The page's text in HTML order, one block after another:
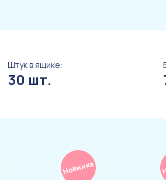
Штук в ящике:
30 шт.
Новинка